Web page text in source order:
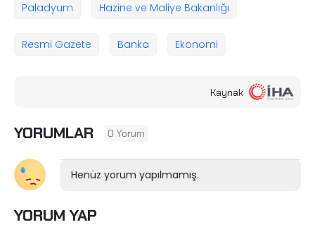
Paladyum Hazine ve Maliye Bakanlığı
Resmi Gazete Banka Ekonomi
Kaynak
YORUMLAR 0 Yorum
Henüz yorum yapılmamış.
YORUM YAP